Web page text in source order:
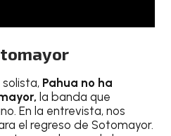
Pahua no ha
la banda que
En la entrevista, nos
el regreso de Sotomayor.